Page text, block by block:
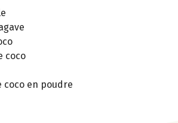
coco
coco en poudre